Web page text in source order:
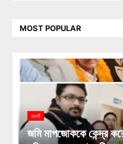
MOST POPULAR
নওগাঁ
জমি মাপজোককে কেন্দ্র